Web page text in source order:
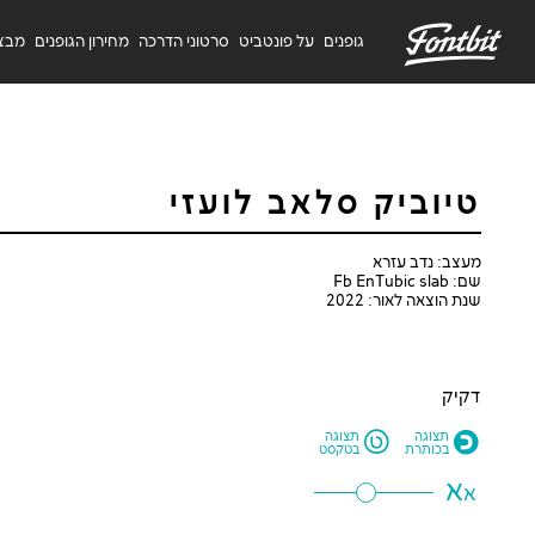
F גופנים על פונטביט סרטוני הדרכה מחירון הגופנים
טיוביק סלאב לועזי
מעצב: נדב עזרא
שם: Fb EnTubic slab
שנת הוצאה לאור: 2022
דקיק
O תצוגה
בכותרת
L תצוגה
בטקסט
אא